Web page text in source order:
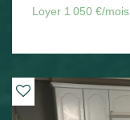
Loyer 1 050 €/mois